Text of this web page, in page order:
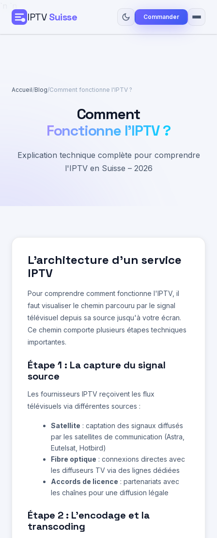
IPTVSuisse Commander
Guide Installation
Commander
Accueil/Blog/Comment fonctionne l'IPTV ?
Comment
Fonctionne l'IPTV ?
Explication technique complète pour comprendre
l'IPTV en Suisse – 2026
L'architecture d'un service
IPTV
Pour comprendre comment fonctionne l'IPTV, il
faut visualiser le chemin parcouru par le signal
télévisuel depuis sa source jusqu'à votre écran.
Ce chemin comporte plusieurs étapes techniques
importantes.
Étape 1 : La capture du signal
source
Les fournisseurs IPTV reçoivent les flux
télévisuels via différentes sources :
Satellite : captation des signaux diffusés
par les satellites de communication (Astra,
Eutelsat, Hotbird)
Fibre optique : connexions directes avec
les diffuseurs TV via des lignes dédiées
Accords de licence : partenariats avec
les chaînes pour une diffusion légale
Étape 2 : L'encodage et la
transcoding